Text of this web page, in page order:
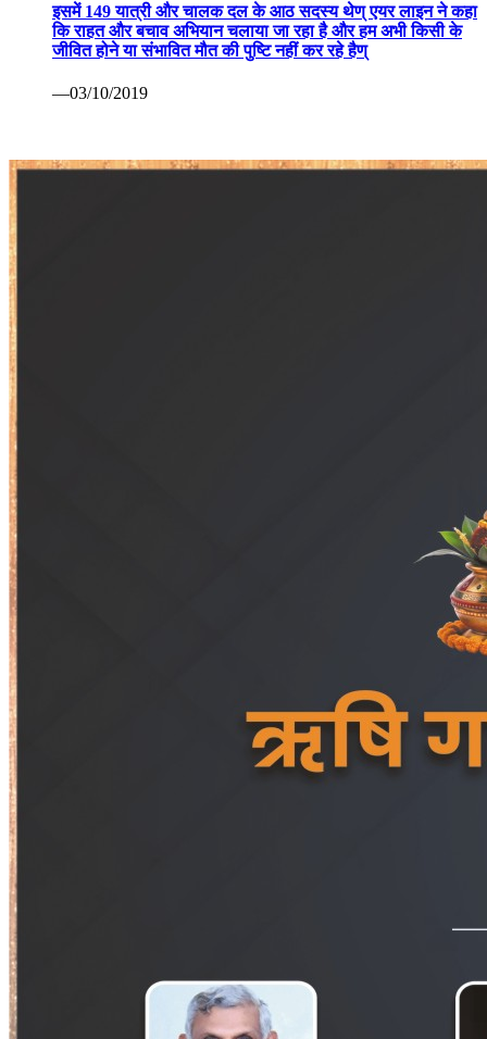
इसमें 149 यात्री और चालक दल के आठ सदस्य थेण् एयर लाइन ने कहा
कि राहत और बचाव अभियान चलाया जा रहा है और हम अभी किसी के
जीवित होने या संभावित मौत की पुष्टि नहीं कर रहे हैण्
—03/10/2019